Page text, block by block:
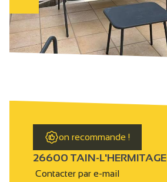
on recommande !
26600 TAIN-L'HERMITAGE
Contacter par e-mail